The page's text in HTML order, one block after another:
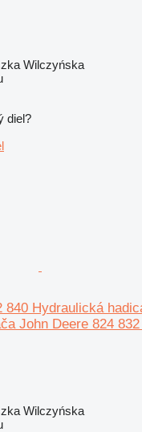
Wilczyńska
diel?
840 Hydraulická
John Deere 824
Wilczyńska